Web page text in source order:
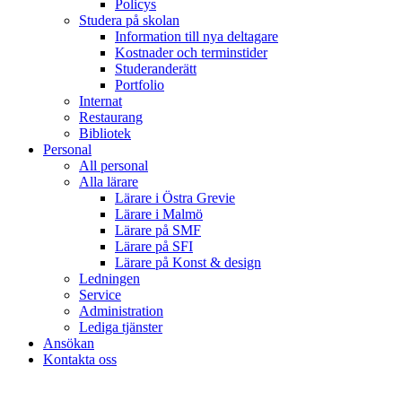
Policys
Studera på skolan
Information till nya deltagare
Kostnader och terminstider
Studeranderätt
Portfolio
Internat
Restaurang
Bibliotek
Personal
All personal
Alla lärare
Lärare i Östra Grevie
Lärare i Malmö
Lärare på SMF
Lärare på SFI
Lärare på Konst & design
Ledningen
Service
Administration
Lediga tjänster
Ansökan
Kontakta oss